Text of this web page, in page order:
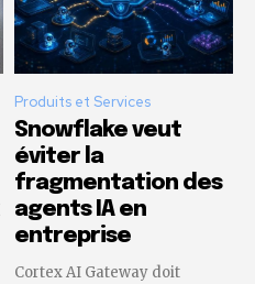
Produits et Services
Snowflake veut
éviter la
fragmentation des
agents IA en
entreprise
Cortex AI Gateway doit